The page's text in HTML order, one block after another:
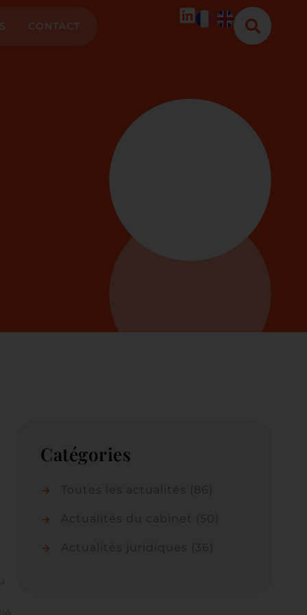
CONTACT
Catégories
Toutes les actualités (86)
Actualités du cabinet (50)
Actualités juridiques (36)